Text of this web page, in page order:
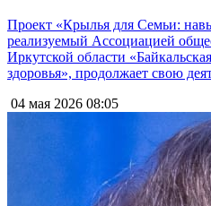
Проект «Крылья для Семьи:
реализуемый Ассоциацией
Иркутской области
здоровья», продолжает свою
04 мая 2026 08:05